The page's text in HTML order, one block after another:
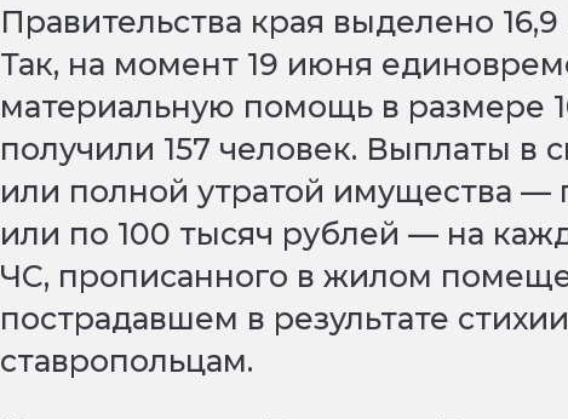
Правительства края выделено
Так, на момент 19 июня
материальную помощь в размере
получили 157 человек. Выплаты в
или полной утратой имущества —
или по 100 тысяч рублей — на
ЧС, прописанного в жилом
пострадавшем в результате
ставропольцам.